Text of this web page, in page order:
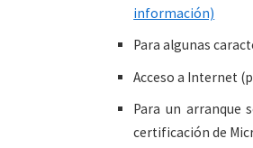
información)
Para algunas
Acceso a Internet
Para un arranque
certificación de